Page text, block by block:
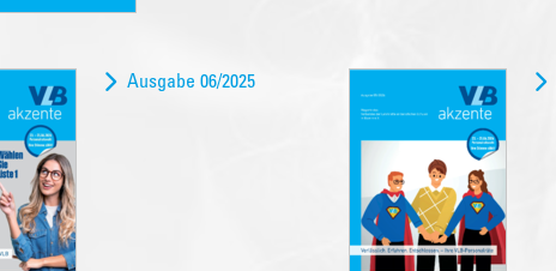
Ausgabe 06/2025